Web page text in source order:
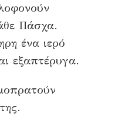
Πάσχα.
ένα ιερό
εξαπτέρυγα.